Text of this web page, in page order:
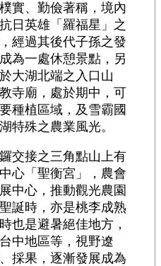
實、勤儉著稱，境內
日英雄「羅福星」之
經過其後代子孫之發
為一處休憩景點，另
大湖北端之入口山
寺廟，處於期中，可
種植區域，及雪霸國
特殊之農業風光。
交接之三角點山上有
心「聖衡宮」，農會
中心，推動觀光農園
誕時，亦是桃李成熟
也是避暑絕佳地方，
中地區等，視野遼
採果，逐漸發展成為